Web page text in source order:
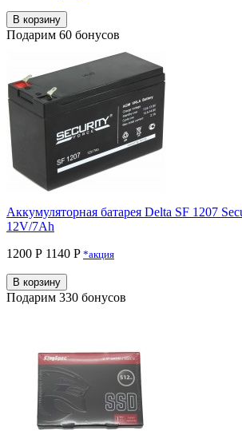
В корзину
Подарим 60 бонусов
Аккумуляторная батарея Delta SF 1207
12V/7Ah
1200 Р 1140 P *акция
В корзину
Подарим 330 бонусов